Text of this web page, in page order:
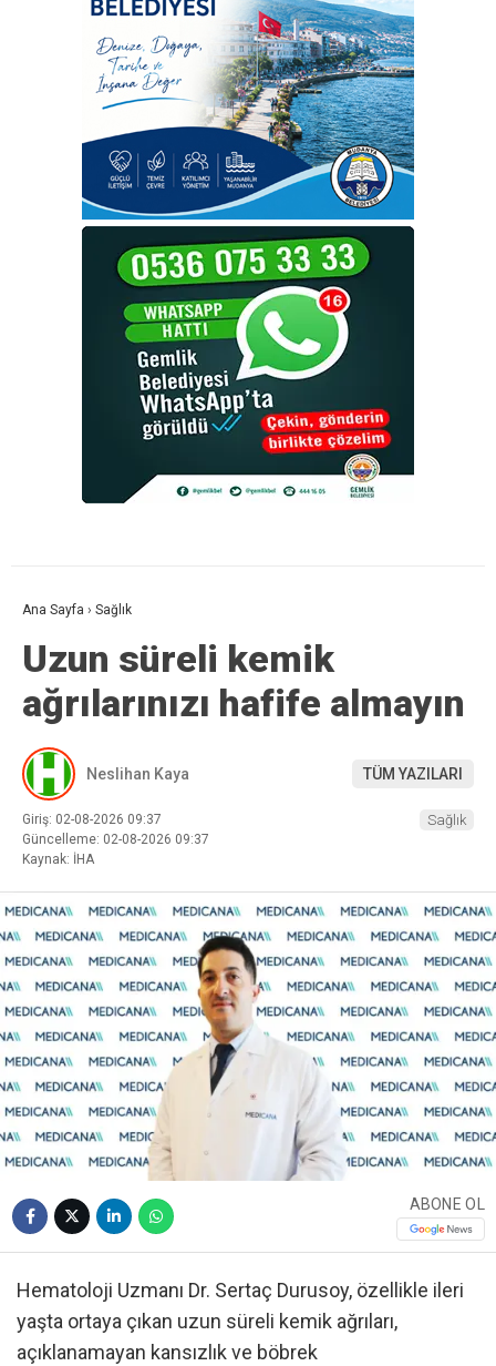
Ana Sayfa › Sağlık
Uzun süreli kemik
ağrılarınızı hafife almayın
Neslihan Kaya TÜM YAZILARI
Giriş: 02-08-2026 09:37
Güncelleme: 02-08-2026 09:37
Kaynak: İHA
Sağlık
ABONE OL
Hematoloji Uzmanı Dr. Sertaç Durusoy, özellikle ileri
yaşta ortaya çıkan uzun süreli kemik ağrıları,
açıklanamayan kansızlık ve böbrek